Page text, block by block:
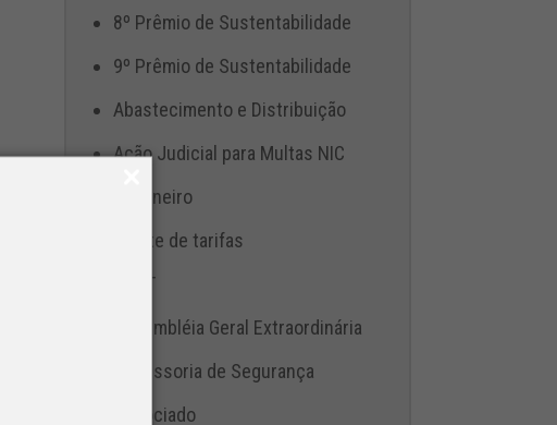
8º Prêmio de Sustentabilidade
9º Prêmio de Sustentabilidade
Abastecimento e Distribuição
Ação Judicial para Multas NIC
Aduaneiro
Ajuste de tarifas
ANTT
Assembléia Geral Extraordinária
Assessoria de Segurança
Associado